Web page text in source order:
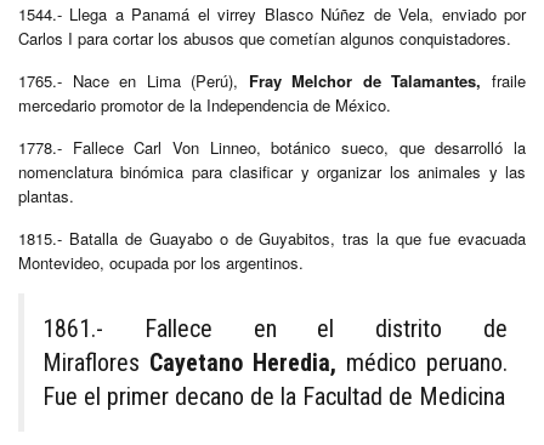
1544.- Llega a Panamá el virrey Blasco Núñez de Vela, enviado por
Carlos I para cortar los abusos que cometían algunos conquistadores.
1765.- Nace en Lima (Perú), Fray Melchor de Talamantes, fraile
mercedario promotor de la Independencia de México.
1778.- Fallece Carl Von Linneo, botánico sueco, que desarrolló la
nomenclatura binómica para clasificar y organizar los animales y las
plantas.
1815.- Batalla de Guayabo o de Guyabitos, tras la que fue evacuada
Montevideo, ocupada por los argentinos.
1861.- Fallece
en el distrito de
Miraflores Cayetano Heredia, médico peruano.
Fue el primer decano de la Facultad de Medicina